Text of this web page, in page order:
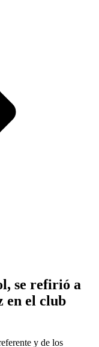
se refirió a
en el club
y de los